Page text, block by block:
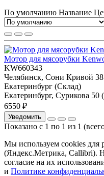
По умолчанию Название
Мотор для мясорубки
KW660343
Челябинск, Сони Кривой
Екатеринбург (Склад)
Екатеринбург, Сурикова 50
6550 ₽
Уведомить
Показано с 1 по 1 из 1
Мы используем cookies для
(Яндекс.Метрика, Callibri).
согласие на их
и Политике